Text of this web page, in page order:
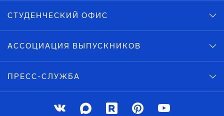
СТУДЕНЧЕСКИЙ ОФИС
АССОЦИАЦИЯ ВЫПУСКНИКОВ
ПРЕСС-СЛУЖБА